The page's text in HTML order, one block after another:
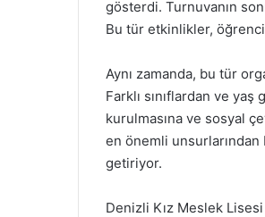
gösterdi. Turnuvanın
Bu tür etkinlikler,
Aynı zamanda, bu tür
Farklı sınıflardan ve
kurulmasına ve sosyal
en önemli unsurlarından
getiriyor.
Denizli Kız Meslek